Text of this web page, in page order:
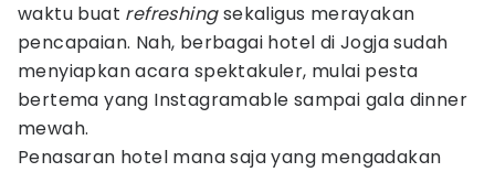
waktu buat refreshingsekaligus merayakan
pencapaian. Nah, berbagai hotel di Jogja sudah
menyiapkan acara spektakuler, mulai pesta
bertema yang Instagramable sampai gala dinner
mewah.
Penasaran hotel mana saja yang mengadakan